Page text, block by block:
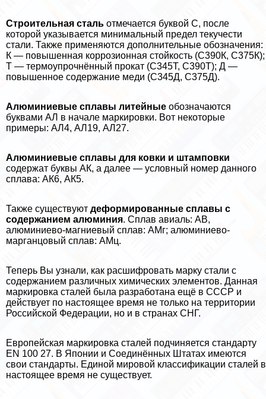
Строительная сталь отмечается буквой С, после
которой указывается минимальный предел текучести
стали. Также применяются дополнительные обозначения:
К — повышенная коррозионная стойкость (С390К, С375К);
Т — термоупрочнённый прокат (С345Т, С390Т); Д —
повышенное содержание меди (С345Д, С375Д).
Алюминиевые сплавы литейные обозначаются
буквами АЛ в начале маркировки. Вот некоторые
примеры: АЛ4, АЛ19, АЛ27.
Алюминиевые сплавы для ковки и штамповки
содержат буквы АК, а далее — условный номер данного
сплава: АК6, АК5.
Также существуют деформированные сплавы с
содержанием алюминия. Сплав авиаль: АВ,
алюминиево-магниевый сплав: АМг; алюминиево-
марганцовый сплав: АМц.
Теперь Вы узнали, как расшифровать марку стали с
содержанием различных химических элементов. Данная
маркировка сталей была разработана ещё в СССР и
действует по настоящее время не только на территории
Российской Федерации, но и в странах СНГ.
Европейская маркировка сталей подчиняется стандарту
EN 100 27. В Японии и Соединённых Штатах имеются
свои стандарты. Единой мировой классификации сталей в
настоящее время не существует.